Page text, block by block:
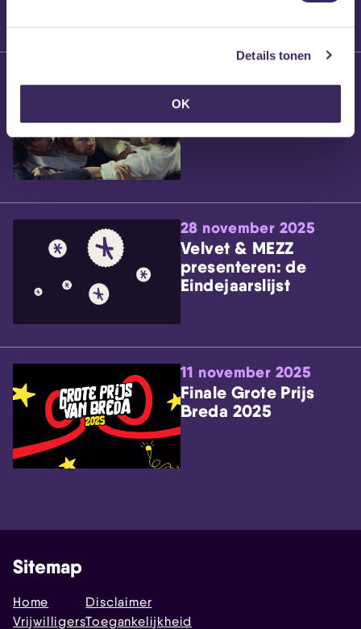
Details tonen
OKWillem’s Blog: Ão
28 november 2025
Velvet & MEZZ
presenteren: de
Eindejaarslijst
11 november 2025
Finale Grote Prijs
Breda 2025
Sitemap
Home
Vrijwilligers
Disclaimer
Toegankelijkheid